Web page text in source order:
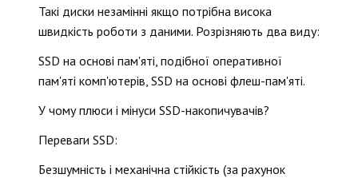
Такі диски незамінні якщо потрібна висока
швидкість роботи з даними. Розрізняють два виду:
SSD на основі пам'яті, подібної оперативної
пам'яті комп'ютерів, SSD на основі флеш-пам'яті.
У чому плюси і мінуси SSD-накопичувачів?
Переваги SSD:
Безшумність і механічна стійкість (за рахунок